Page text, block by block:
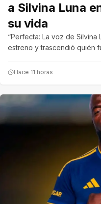
a Silvina Luna
su vida
“Perfecta: La voz de Silvina
estreno y trascendió quién
Hace 11 horas